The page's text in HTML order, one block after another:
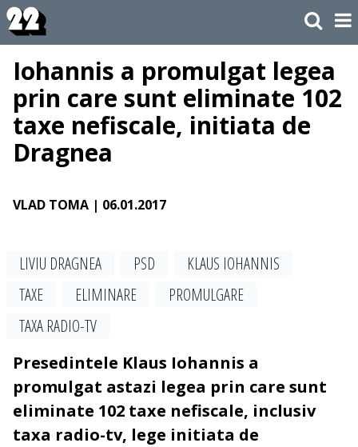
Iohannis a promulgat legea
prin care sunt eliminate 102
taxe nefiscale, initiata de
Dragnea
VLAD TOMA | 06.01.2017
LIVIU DRAGNEA PSD
KLAUS IOHANNIS
TAXE
ELIMINARE
PROMULGARE
TAXA RADIO-TV
Presedintele Klaus Iohannis a
promulgat astazi legea prin care sunt
eliminate 102 taxe nefiscale, inclusiv
taxa radio-tv, lege initiata de